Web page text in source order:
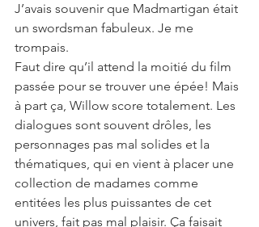
J’avais souvenir que Madmartigan était
un swordsman fabuleux. Je me
trompais.
Faut dire qu’il attend la moitié du film
passée pour se trouver une épée! Mais
à part ça, Willow score totalement. Les
dialogues sont souvent drôles, les
personnages pas mal solides et la
thématiques, qui en vient à placer une
collection de madames comme
entitées les plus puissantes de cet
univers, fait pas mal plaisir. Ça faisait